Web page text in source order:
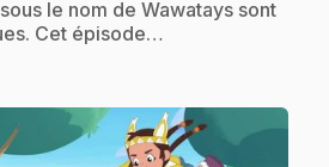
le nom de Wawatays sont
Cet épisode…